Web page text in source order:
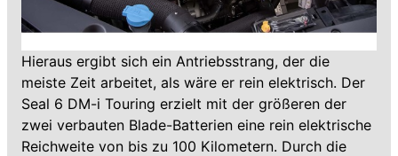
Hieraus ergibt sich ein Antriebsstrang, der die
meiste Zeit arbeitet, als wäre er rein elektrisch. Der
Seal 6 DM-i Touring erzielt mit der größeren der
zwei verbauten Blade-Batterien eine rein elektrische
Reichweite von bis zu 100 Kilometern. Durch die